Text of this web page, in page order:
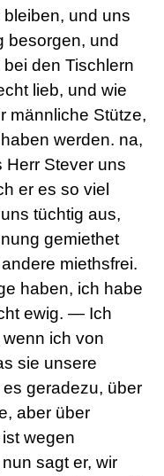
und uns
besorgen, und
den Tischlern
lieb, und wie
männliche Stütze,
werden. na,
Herr Stever uns
er es so viel
tüchtig aus,
gemiethet
miethsfrei.
haben, ich habe
ewig. — Ich
ich von
sie unsere
geradezu, über
aber über
wegen
sagt er, wir